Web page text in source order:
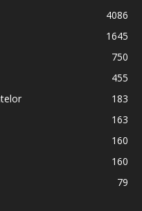
4086
1645
750
455
183
163
160
160
79